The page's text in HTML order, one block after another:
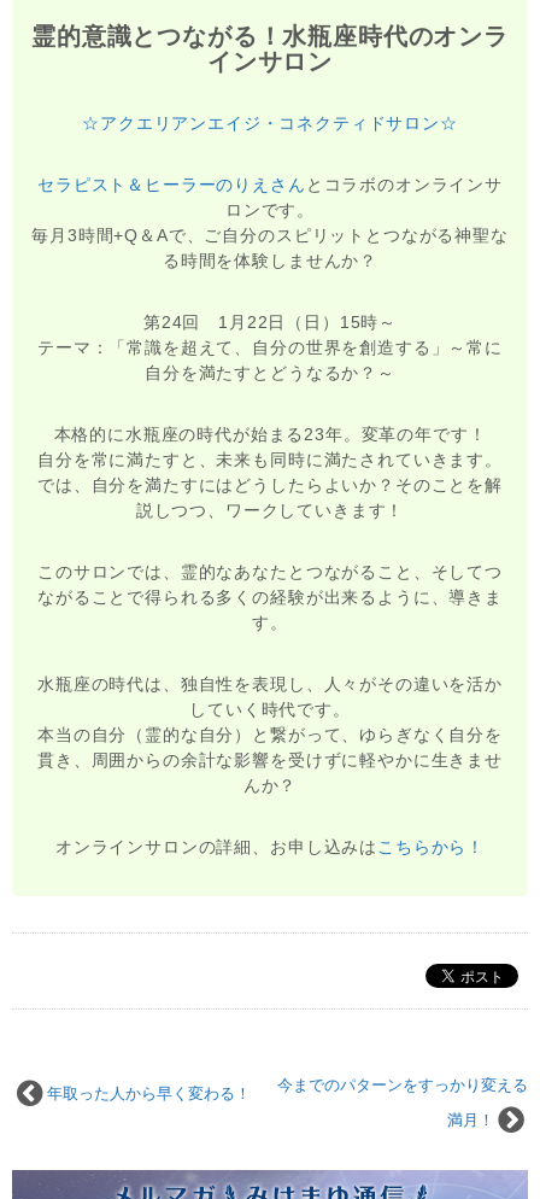
霊的意識とつながる！水瓶座時代のオンラ
インサロン
☆アクエリアンエイジ・コネクティドサロン☆
セラピスト＆ヒーラーのりえさん とコラボのオンラインサ
ロンです。
毎月3時間+Q＆Aで、ご自分のスピリットとつながる神聖な
る時間を体験しませんか？
第24回 1月22日（日）15時～
テーマ：「常識を超えて、自分の世界を創造する」～常に
自分を満たすとどうなるか？～
本格的に水瓶座の時代が始まる23年。変革の年です！
自分を常に満たすと、未来も同時に満たされていきます。
では、自分を満たすにはどうしたらよいか？そのことを解
説しつつ、ワークしていきます！
このサロンでは、霊的なあなたとつながること、そしてつ
ながることで得られる多くの経験が出来るように、導きま
す。
水瓶座の時代は、独自性を表現し、人々がその違いを活か
していく時代です。
本当の自分（霊的な自分）と繋がって、ゆらぎなく自分を
貫き、周囲からの余計な影響を受けずに軽やかに生きませ
んか？
オンラインサロンの詳細、お申し込みは こちらから！
今までのパターンをすっかり変える
満月！
年取った人から早く変わる！